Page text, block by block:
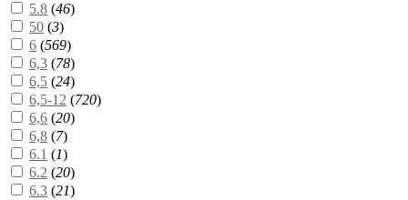
5.8 (46)
50 (3)
6 (569)
6,3 (78)
6,5 (24)
6,5-12 (720)
6,6 (20)
6,8 (7)
6.1 (1)
6.2 (20)
6.3 (21)